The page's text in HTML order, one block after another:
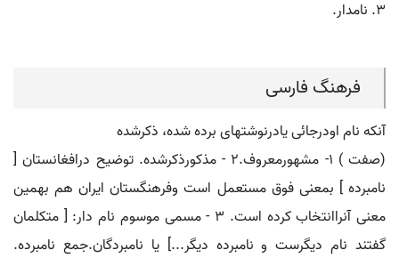
۳. نامدار.
فرهنگ فارسی
آنکه نام اودرجائی یادرنوشتهای برده شده، ذکرشده
(صفت ) ۱- مشهورمعروف.۲ - مذکورذکرشده. توضیح درافغانستان [
نامبرده ] بمعنی فوق مستعمل است وفرهنگستان ایران هم بهمین
معنی آنراانتخاب کرده است. ۳ - مسمی موسوم نام دار: [ متکلمان
گفتند نام دیگرست و نامبرده دیگر...] یا نامبردگان.جمع نامبرده.